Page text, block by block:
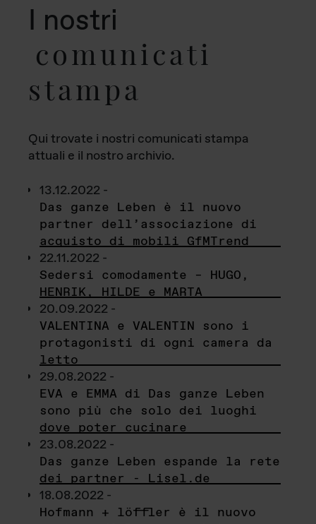
I nostri
comunicati
stampa
Qui trovate i nostri comunicati stampa
attuali e il nostro archivio.
13.12.2022 -
Das ganze Leben è il nuovo
partner dell’associazione di
acquisto di mobili GfMTrend
22.11.2022 -
Sedersi comodamente – HUGO,
HENRIK, HILDE e MARTA
20.09.2022 -
VALENTINA e VALENTIN sono i
protagonisti di ogni camera da
letto
29.08.2022 -
EVA e EMMA di Das ganze Leben
sono più che solo dei luoghi
dove poter cucinare
23.08.2022 -
Das ganze Leben espande la rete
dei partner - Lisel.de
18.08.2022 -
Hofmann + löffler è il nuovo